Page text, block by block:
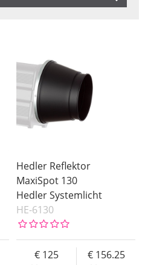
Hedler Reflektor
MaxiSpot 130
Hedler Systemlicht
HE-6130
125
156.25